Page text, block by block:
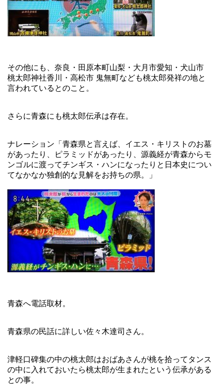
その他にも、奈良・田原本町山梨・大月市愛知・犬山市
桃太郎神社香川・高松市 鬼無町なども桃太郎発祥の地と
言われているとのこと。
さらに青森にも桃太郎伝承は存在。
ナレーション「青森県と言えば、イエス・キリストのお墓
があったり、ピラミッドがあったり、源義経が青森からモ
ンゴルに渡ってチンギス・ハンになったりと日本史につい
てなかなか独創的な見解をお持ちの県。」
青森へ電話取材。
青森県の民話に詳しい佐々木達司さん。
津軽口碑集の中の桃太郎はおばあさんが桃を拾ってタンス
の中に入れておいたら桃太郎が生まれたという伝承がある
との事。